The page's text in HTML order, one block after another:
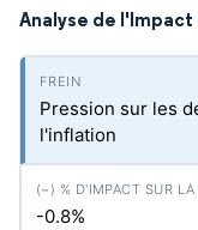
Analyse de l'Impact
Pression sur les
l'inflation
-0.8%